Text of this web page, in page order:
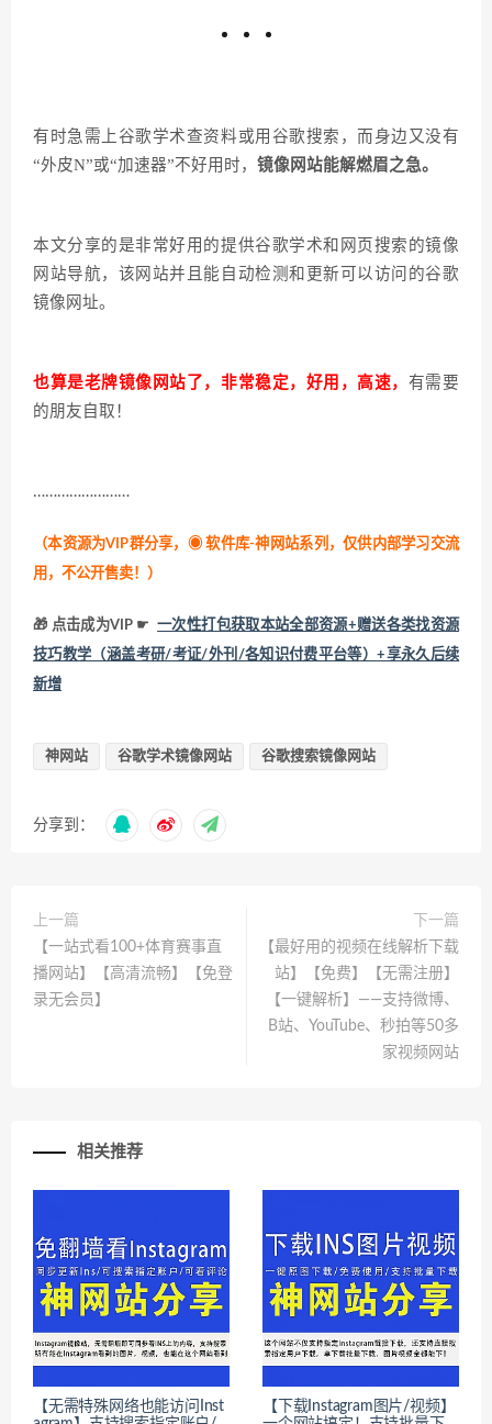
有时急需上谷歌学术查资料或用谷歌搜索，而身边又没有
“外皮N”或“加速器”不好用时， 镜像网站能解燃眉之急。
本文分享的是非常好用的提供谷歌学术和网页搜索的镜像
网站导航，该网站并且能自动检测和更新可以访问的谷歌
镜像网址。
也算是老牌镜像网站了，非常稳定，好用，高速， 有需要
的朋友自取！
……………………
（本资源为VIP群分享， ◉ 软件库-神网站系列，仅供内部学习交流
用，不公开售卖！ ）
🎁 点击成为VIP ☛ 一次性打包获取本站全部资源+赠送各类找资源
技巧教学（涵盖考研/考证/外刊/各知识付费平台等）+享永久后续
新增
神网站 谷歌学术镜像网站 谷歌搜索镜像网站
分享到：
上一篇
【一站式看100+体育赛事直
播网站】【高清流畅】【免登
录无会员】
下一篇
【最好用的视频在线解析下载
站】【免费】【无需注册】
【一键解析】——支持微博、
B站、YouTube、秒拍等50多
家视频网站
相关推荐
【无需特殊网络也能访问Inst
【下载Instagram图片/视频】